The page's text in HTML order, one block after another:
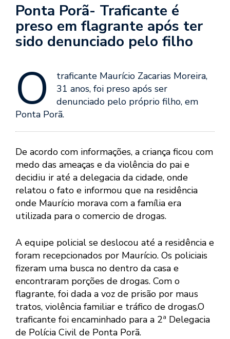
Ponta Porã- Traficante é
preso em flagrante após ter
sido denunciado pelo filho
O
traficante Maurício Zacarias Moreira,
31 anos, foi preso após ser
denunciado pelo próprio filho, em
Ponta Porã.
De acordo com informações, a criança ficou com
medo das ameaças e da violência do pai e
decidiu ir até a delegacia da cidade, onde
relatou o fato e informou que na residência
onde Maurício morava com a família era
utilizada para o comercio de drogas.
A equipe policial se deslocou até a residência e
foram recepcionados por Maurício. Os policiais
fizeram uma busca no dentro da casa e
encontraram porções de drogas. Com o
flagrante, foi dada a voz de prisão por maus
tratos, violência familiar e tráfico de drogas.O
traficante foi encaminhado para a 2ª Delegacia
de Polícia Civil de Ponta Porã.